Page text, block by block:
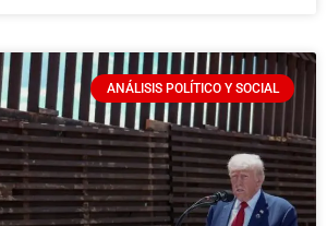
ANÁLISIS POLÍTICO Y SOCIAL